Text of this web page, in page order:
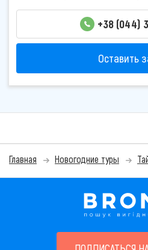
+38 (044)
Оставить
Главная Новогодние туры